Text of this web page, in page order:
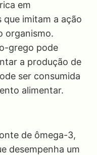
em
imitam a ação
organismo.
grego pode
a produção de
ser consumida
alimentar.
de ômega-3,
desempenha um